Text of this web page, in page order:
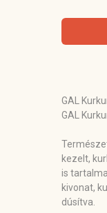
GAL
GAL
kezelt,
is
kivonat,
dúsítva.